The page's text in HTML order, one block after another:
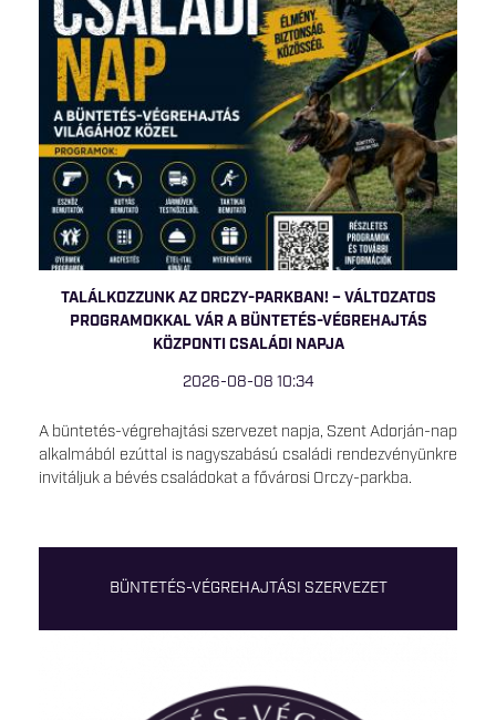
TALÁLKOZZUNK AZ ORCZY-PARKBAN! – VÁLTOZATOS
PROGRAMOKKAL VÁR A BÜNTETÉS-VÉGREHAJTÁS
KÖZPONTI CSALÁDI NAPJA
2026-08-08 10:34
A büntetés-végrehajtási szervezet napja, Szent Adorján-nap
alkalmából ezúttal is nagyszabású családi rendezvényünkre
invitáljuk a bévés családokat a fővárosi Orczy-parkba.
BÜNTETÉS-VÉGREHAJTÁSI SZERVEZET